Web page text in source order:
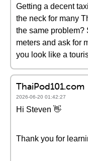
Getting a decent
the neck for many
the same problem?
meters and ask for
you look like a
ThaiPod101.com
2026-06-20 01:42:27
Hi Steven 👋
Thank you for